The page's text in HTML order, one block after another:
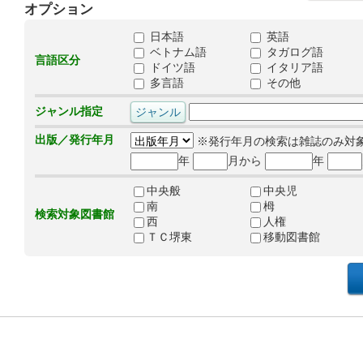
オプション
言語区分
日本語
英語
ベトナム語
タガログ語
ドイツ語
イタリア語
多言語
その他
ジャンル指定
出版／発行年月
※発行年月の検索は雑誌のみ対
年
月から 年
検索対象図書館
中央般
中央児
南
栂
西
人権
ＴＣ堺東
移動図書館